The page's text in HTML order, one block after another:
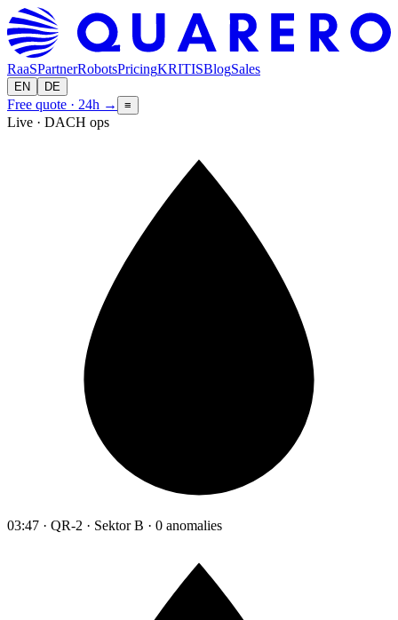
RaaSPartnerRobotsPricingKRITISBlogSales
EN DE
Free quote · 24h → ≡
Live · DACH ops
03:47 · QR-2 · Sektor B · 0 anomalies